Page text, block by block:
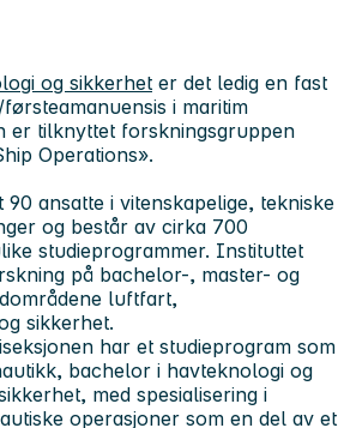
og sikkerhet er det ledig en fast
i maritim
er tilknyttet forskningsgruppen
Operations».
ansatte i vitenskapelige, tekniske
og består av cirka 700
studieprogrammer. Instituttet
på bachelor-, master- og
luftfart,
sikkerhet.
har et studieprogram som
bachelor i havteknologi og
med spesialisering i
operasjoner som en del av et